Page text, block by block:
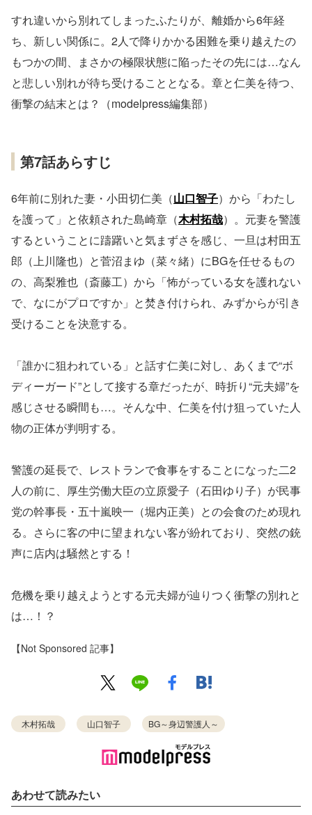
すれ違いから別れてしまったふたりが、離婚から6年経
ち、新しい関係に。2人で降りかかる困難を乗り越えたの
もつかの間、まさかの極限状態に陥ったその先には…なん
と悲しい別れが待ち受けることとなる。章と仁美を待つ、
衝撃の結末とは？（modelpress編集部）
第7話あらすじ
6年前に別れた妻・小田切仁美（山口智子）から「わたし
を護って」と依頼された島崎章（木村拓哉）。元妻を警護
するということに躊躇いと気まずさを感じ、一旦は村田五
郎（上川隆也）と菅沼まゆ（菜々緒）にBGを任せるもの
の、高梨雅也（斎藤工）から「怖がっている女を護れない
で、なにがプロですか」と焚き付けられ、みずからが引き
受けることを決意する。
「誰かに狙われている」と話す仁美に対し、あくまで“ボ
ディーガード”として接する章だったが、時折り“元夫婦”を
感じさせる瞬間も…。そんな中、仁美を付け狙っていた人
物の正体が判明する。
警護の延長で、レストランで食事をすることになった二2
人の前に、厚生労働大臣の立原愛子（石田ゆり子）が民事
党の幹事長・五十嵐映一（堀内正美）との会食のため現れ
る。さらに客の中に望まれない客が紛れており、突然の銃
声に店内は騒然とする！
危機を乗り越えようとする元夫婦が辿りつく衝撃の別れと
は…！？
【Not Sponsored 記事】
木村拓哉 山口智子 BG～身辺警護人～
あわせて読みたい